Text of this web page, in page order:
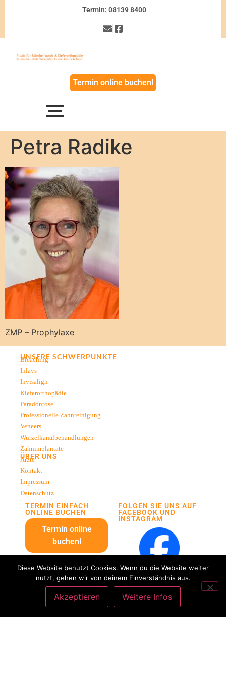
Termin: 08139 8400
Termin online buchen!
Petra Radike
ZMP – Prophylaxe
UNSERE SCHWERPUNKTE
Bleaching
Inlays
Invisalign
Kieferorthopädie
Paradontose
Professionelle Zahnreinigung
Veneers
Wurzelkanalbehandlungen
Zahnimplantate
ÜBER UNS
Ärzte
Kontakt
Impressum
Datenschutz
TERMIN EINFACH
ONLINE BUCHEN
Termin online
buchen!
FOLGEN SIE UNS AUF
FACEBOOK UND
INSTAGRAM
ANRUFEN
Diese Website benutzt Cookies. Wenn du die Website weiter
nutzt, gehen wir von deinem Einverständnis aus.
Akzeptieren Weitere Infos